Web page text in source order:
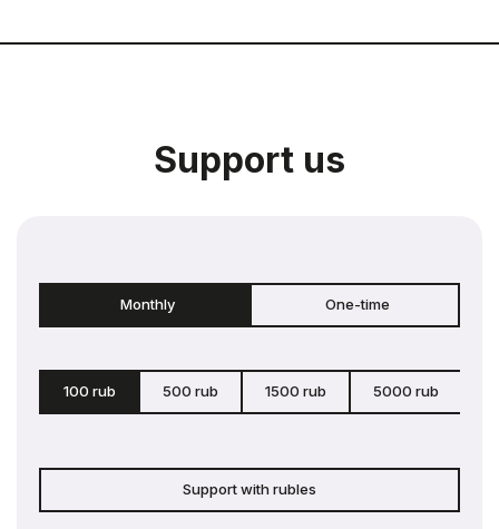
Support us
Monthly One-time
100 rub 500 rub 1500 rub 5000 rub
Support with rubles